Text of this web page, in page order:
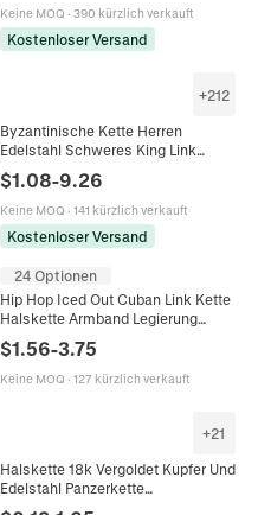
Keine MOQ · 390 kürzlich verkauft
Kostenloser Versand
+212
Byzantinische Kette Herren
Edelstahl Schweres King Link
Halskette Armband
$1.08-9.26
Keine MOQ · 141 kürzlich verkauft
Kostenloser Versand
24 Optionen
Hip Hop Iced Out Cuban Link Kette
Halskette Armband Legierung
Für Männer
$1.56-3.75
Keine MOQ · 127 kürzlich verkauft
+21
Halskette 18k Vergoldet Kupfer Und
Edelstahl Panzerkette
Schlangenkette Figaro Für